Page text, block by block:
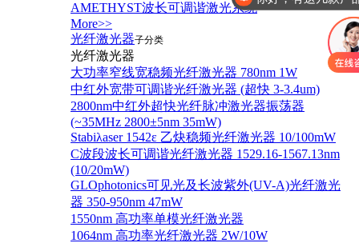
AMETHYST波长可调谐激光系统
More>>
光纤激光器子分类
光纤激光器
大功率窄线宽稳频光纤激光器 780nm 1W
中红外宽带可调谐光纤激光器 (超快 3-3.4um)
2800nm中红外超快光纤脉冲激光器振荡器
(~35MHz 2800±5nm 35mW)
Stabiλaser 1542ε 乙炔稳频光纤激光器 10/100mW
C波段波长可调谐光纤激光器 1529.16-1567.13nm
(10/20mW)
GLOphotonics可见光及长波紫外(UV-A)光纤激光
器 350-950nm 47mW
1550nm 高功率单模光纤激光器
1064nm 高功率光纤激光器 2W/10W